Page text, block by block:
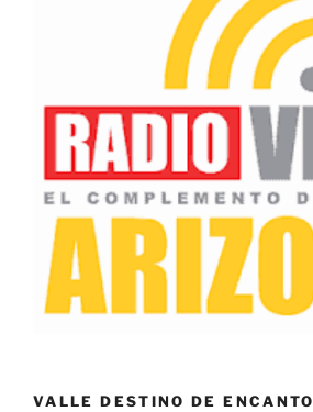
VALLE DESTINO DE ENCANTO